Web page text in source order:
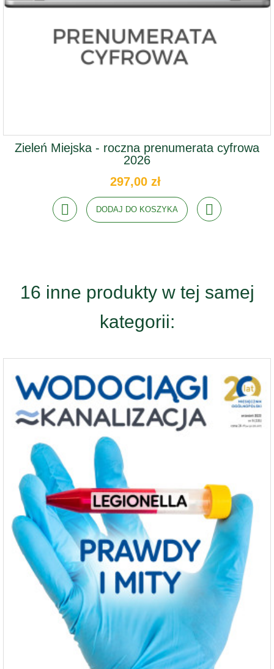
Zieleń Miejska - roczna prenumerata cyfrowa
2026
297,00 zł
DODAJ DO KOSZYKA
16 inne produkty w tej samej
kategorii: